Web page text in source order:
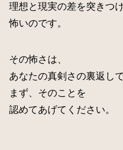
理想と現実の差を突きつ
怖いのです。
その怖さは、
あなたの真剣さの裏返しで
まず、そのことを
認めてあげてください。